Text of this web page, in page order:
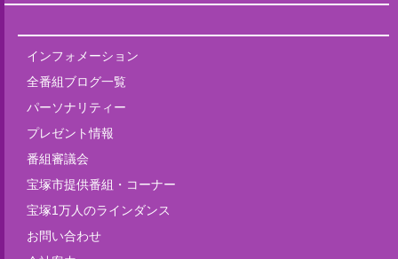
インフォメーション
全番組ブログ一覧
パーソナリティー
プレゼント情報
番組審議会
宝塚市提供番組・コーナー
宝塚1万人のラインダンス
お問い合わせ